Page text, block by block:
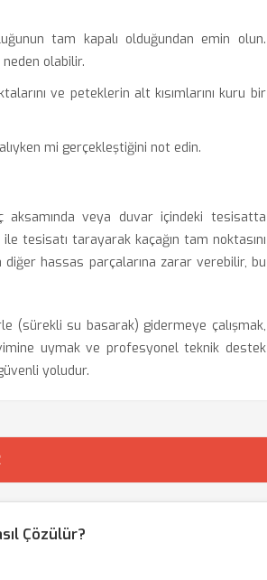
tam kapalı olduğundan emin olun.
neden olabilir.
ve peteklerin alt kısımlarını kuru bir
mi gerçekleştiğini not edin.
aksamında veya duvar içindeki tesisatta
tesisatı tarayarak kaçağın tam noktasını
hassas parçalarına zarar verebilir, bu
(sürekli su basarak) gidermeye çalışmak,
uymak ve profesyonel teknik destek
yoludur.
Çözülür?